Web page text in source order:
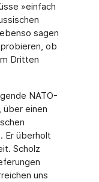
»einfach
sagen
ob
Dritten
NATO-
über einen
Er überholt
Scholz
uns